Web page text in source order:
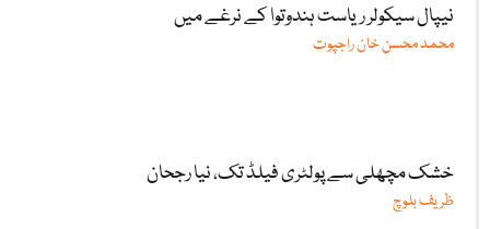
نیپال سیکولر ریاست ہندوتوا کے نرغے میں
محمد محسن خان راجپوت
خشک مچھلی سے پولٹری فیلڈ تک، نیا رجحان
ظریف بلوچ